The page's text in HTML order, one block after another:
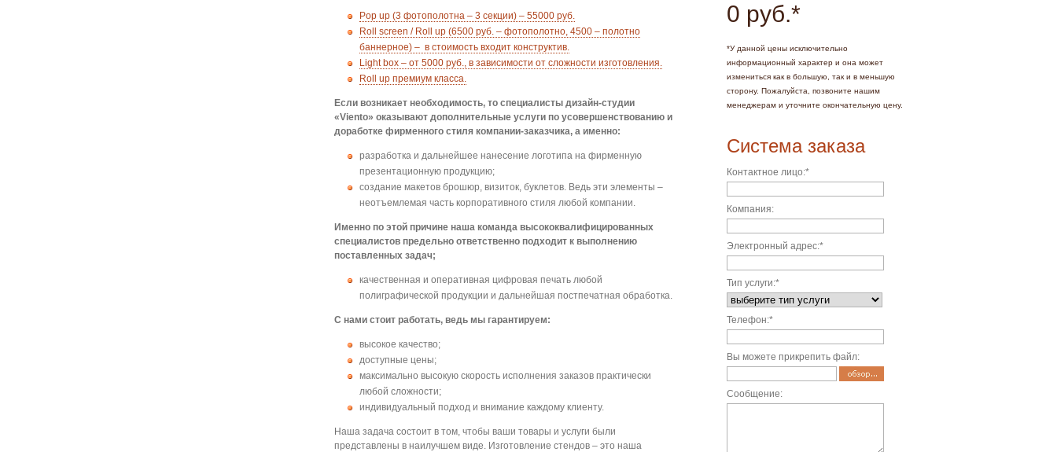
0 руб.*
*У данной цены исключительно
информационный характер и она может
измениться как в большую, так и в меньшую
сторону. Пожалуйста, позвоните нашим
менеджерам и уточните окончательную цену.
Система заказа
Контактное лицо:*
Компания:
Электронный адрес:*
Тип услуги:*
Телефон:*
Вы можете прикрепить файл:
Сообщение:
Pop up (3 фотополотна – 3 секции) – 55000 руб.
Roll screen / Roll up (6500 руб. – фотополотно, 4500 – полотно
баннерное) – в стоимость входит конструктив.
Light box – от 5000 руб., в зависимости от сложности изготовления.
Roll up премиум класса.
Если возникает необходимость, то специалисты дизайн-студии
«Viento» оказывают дополнительные услуги по усовершенствованию и
доработке фирменного стиля компании-заказчика, а именно:
разработка и дальнейшее нанесение логотипа на фирменную
презентационную продукцию;
создание макетов брошюр, визиток, буклетов. Ведь эти элементы –
неотъемлемая часть корпоративного стиля любой компании.
Именно по этой причине наша команда высококвалифицированных
специалистов предельно ответственно подходит к выполнению
поставленных задач;
качественная и оперативная цифровая печать любой
полиграфической продукции и дальнейшая постпечатная обработка.
С нами стоит работать, ведь мы гарантируем:
высокое качество;
доступные цены;
максимально высокую скорость исполнения заказов практически
любой сложности;
индивидуальный подход и внимание каждому клиенту.
Наша задача состоит в том, чтобы ваши товары и услуги были
представлены в наилучшем виде. Изготовление стендов – это наша